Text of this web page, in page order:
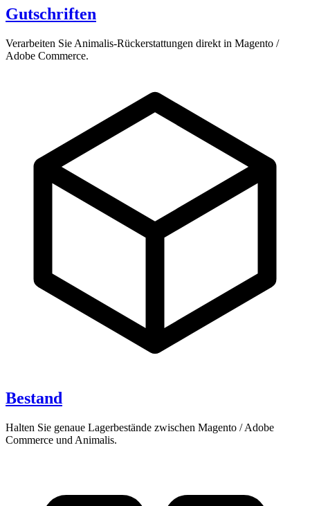
Gutschriften
Verarbeiten Sie Animalis-Rückerstattungen direkt in Magento /
Adobe Commerce.
Bestand
Halten Sie genaue Lagerbestände zwischen Magento / Adobe
Commerce und Animalis.